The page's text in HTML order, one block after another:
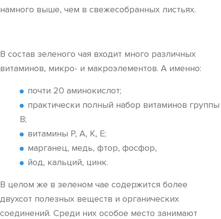
намного выше, чем в свежесобранных листьях.
В состав зеленого чая входит много различных
витаминов, микро- и макроэлементов. А именно:
почти 20 аминокислот;
практически полный набор витаминов группы
B;
витамины P, A, K, E;
марганец, медь, фтор, фосфор,
йод, кальций, цинк.
В целом же в зеленом чае содержится более
двухсот полезных веществ и органических
соединений. Среди них особое место занимают